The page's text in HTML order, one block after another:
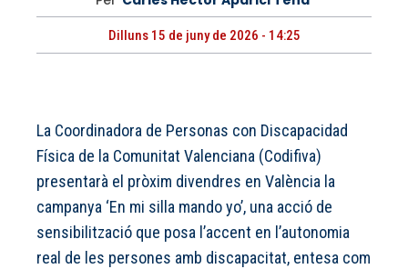
Dilluns 15 de juny de 2026 - 14:25
La Coordinadora de Personas con Discapacidad
Física de la Comunitat Valenciana (Codifiva)
presentarà el pròxim divendres en València la
campanya ‘En mi silla mando yo’, una acció de
sensibilització que posa l’accent en l’autonomia
real de les persones amb discapacitat, entesa com